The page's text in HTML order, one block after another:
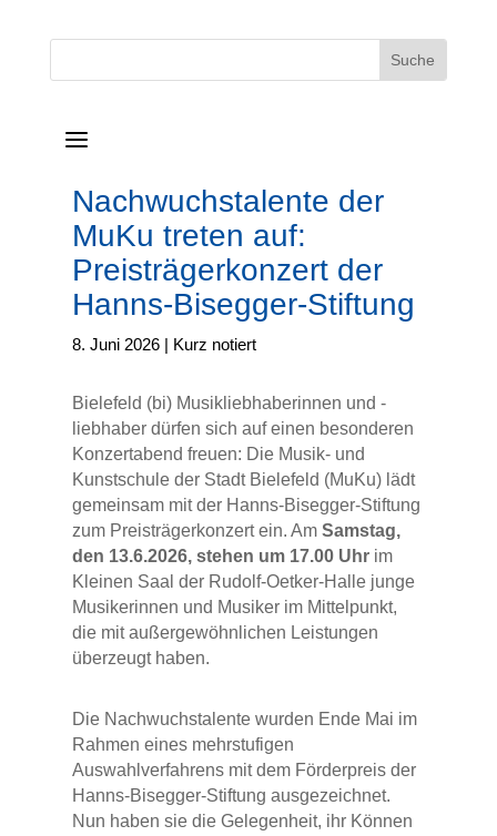
a
Nachwuchstalente der
MuKu treten auf:
Preisträgerkonzert der
Hanns-Bisegger-Stiftung
8. Juni 2026| Kurz notiert
Bielefeld (bi) Musikliebhaberinnen und -
liebhaber dürfen sich auf einen besonderen
Konzertabend freuen: Die Musik- und
Kunstschule der Stadt Bielefeld (MuKu) lädt
gemeinsam mit der Hanns-Bisegger-Stiftung
zum Preisträgerkonzert ein. Am Samstag,
den 13.6.2026, stehen um 17.00 Uhrim
Kleinen Saal der Rudolf-Oetker-Halle junge
Musikerinnen und Musiker im Mittelpunkt,
die mit außergewöhnlichen Leistungen
überzeugt haben.
Die Nachwuchstalente wurden Ende Mai im
Rahmen eines mehrstufigen
Auswahlverfahrens mit dem Förderpreis der
Hanns-Bisegger-Stiftung ausgezeichnet.
Nun haben sie die Gelegenheit, ihr Können